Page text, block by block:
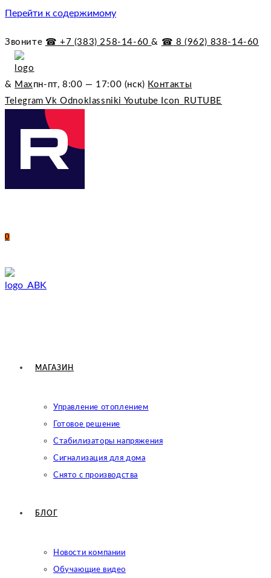
Перейти к содержимому
Звоните ☎︎ +7 (383) 258-14-60& ☎︎ 8 (962) 838-14-60
& пн-пт, 8:00 — 17:00 (нск) Контакты
Telegram Vk Odnoklassniki Youtube Icon_RUTUBE
0
МАГАЗИН
Управление отоплением
Готовое решение
Cтабилизаторы напряжения
Сигнализация для дома
Снято с производства
БЛОГ
Новости компании
Обучающие видео